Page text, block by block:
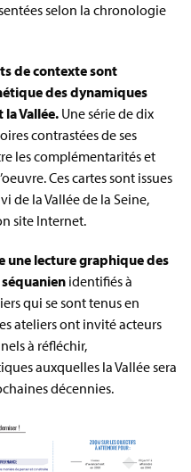
selon la chronologie
de contexte sont
des dynamiques
Vallée. Une série de dix
contrastées de ses
les complémentarités et
Ces cartes sont issues
de la Vallée de la Seine,
site Internet.
une lecture graphique des
identifiés à
qui se sont tenus en
ateliers ont invité acteurs
à réfléchir,
auxquelles la Vallée sera
décennies.